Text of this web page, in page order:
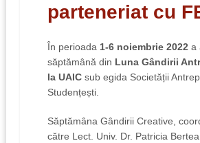
parteneriat cu
În perioada 1-6 noiembrie 2022 a
săptămână din Luna Gândirii
la UAICsub egida Societății
Studențești.
Săptămâna Gândirii Creative,
către Lect. Univ. Dr. Patricia